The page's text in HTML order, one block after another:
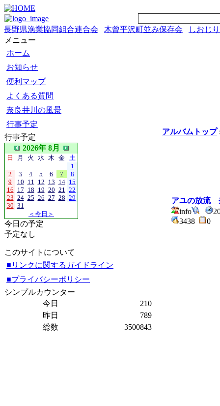
長野県漁業協同組合連合会 木曾平沢町並み保存会
しおじ
メニュー
ホーム
お知らせ
便利マップ
よくある質問
奈良井川の風景
行事予定
行事予定
2026年 8月
日 月 火 水 木 金 土
1
2
3 4 5 6 7
8
9
10 11 12 13 14 15
16 17 18 19 20 21 22
23 24 25 26 27 28 29
30 31
＜今日＞
今日の予定
予定なし
このサイトについて
■リンクに関するガイドライン
■プライバシーポリシー
シンプルカウンター
今日
210
昨日
789
総数
3500843
アルバムトップ
アユの放流
info
3438
0